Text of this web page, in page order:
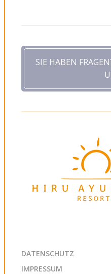
SIE HABEN
DATENSCHUTZ
IMPRESSUM